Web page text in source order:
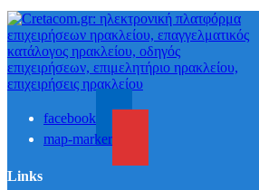
facebook
map-marker
Links